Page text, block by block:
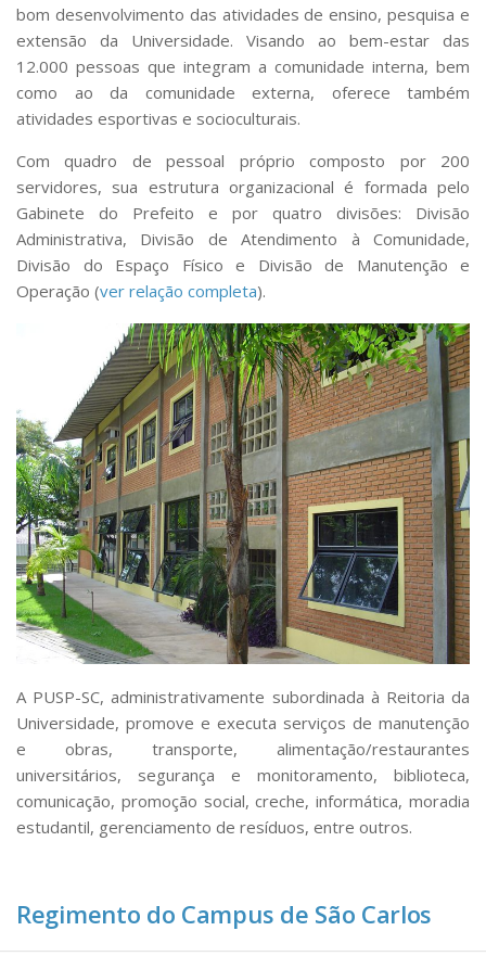
Pessoas
Localização
Serviços
Biblioteca
Administrativo e Financeiro
Segurança e Acessos
Obras e Manutenção
Transporte, Moradia e Alimentação
Promoção Social
Saúde Mental
Esporte, Arte e Cultura
Resíduos Químicos
Creche e Pré-Escola
Comunicação e Informática
Programas e Ações
Qualidade e Produtividade
Acessibilidade
Terceira Idade
Pequeno Cidadão
Campus Universitário
Ensino e Pesquisa
Sobre o Campus
Conselho Gestor
Informações para ingressantes
bom desenvolvimento das atividades de ensino, pesquisa e
extensão da Universidade. Visando ao bem-estar das
12.000 pessoas que integram a comunidade interna, bem
como ao da comunidade externa, oferece também
atividades esportivas e socioculturais.
Com quadro de pessoal próprio composto por 200
servidores, sua estrutura organizacional é formada pelo
Gabinete do Prefeito e por quatro divisões: Divisão
Administrativa, Divisão de Atendimento à Comunidade,
Divisão do Espaço Físico e Divisão de Manutenção e
Operação (ver relação completa).
A PUSP-SC, administrativamente subordinada à Reitoria da
Universidade, promove e executa serviços de manutenção
e obras, transporte, alimentação/restaurantes
universitários, segurança e monitoramento, biblioteca,
comunicação, promoção social, creche, informática, moradia
estudantil, gerenciamento de resíduos, entre outros.
Regimento do Campus de São Carlos